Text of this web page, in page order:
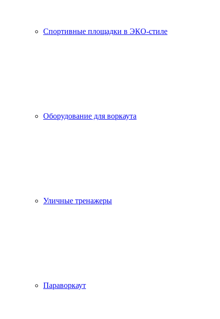
Спортивные площадки в ЭКО-стиле
Оборудование для воркаута
Уличные тренажеры
Параворкаут